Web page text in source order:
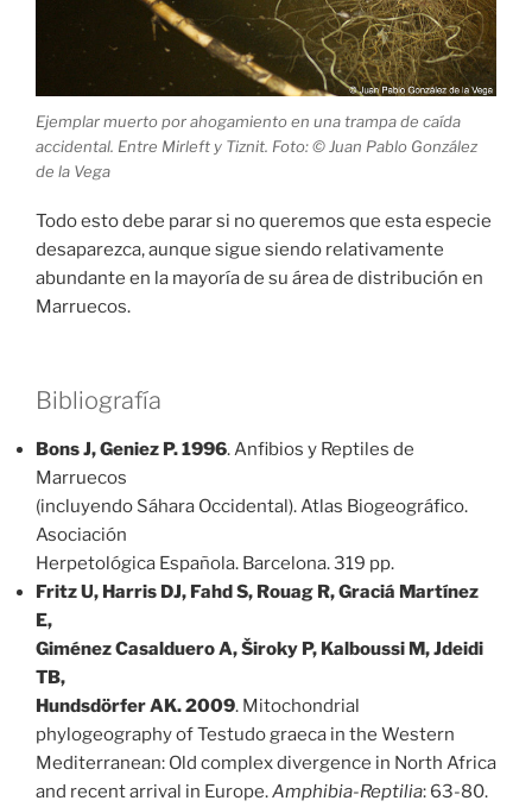
Ejemplar muerto por ahogamiento en una trampa de caída
accidental. Entre Mirleft y Tiznit. Foto: © Juan Pablo González
de la Vega
Todo esto debe parar si no queremos que esta especie
desaparezca, aunque sigue siendo relativamente
abundante en la mayoría de su área de distribución en
Marruecos.
Bibliografía
Bons J, Geniez P. 1996. Anfibios y Reptiles de
Marruecos
(incluyendo Sáhara Occidental). Atlas Biogeográfico.
Asociación
Herpetológica Española. Barcelona. 319 pp.
Fritz U, Harris DJ, Fahd S, Rouag R, Graciá Martínez
E,
Giménez Casalduero A, Široky P, Kalboussi M, Jdeidi
TB,
Hundsdörfer AK. 2009. Mitochondrial
phylogeography of Testudo graeca in the Western
Mediterranean: Old complex divergence in North Africa
and recent arrival in Europe.Amphibia-Reptilia: 63-80.